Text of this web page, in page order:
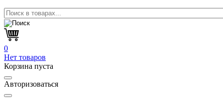
0
Нет товаров
Корзина пуста
Авторизоваться